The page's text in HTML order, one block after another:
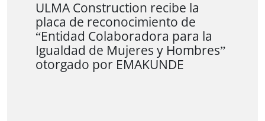
ULMA Construction recibe la
placa de reconocimiento de
“Entidad Colaboradora para la
Igualdad de Mujeres y Hombres”
otorgado por EMAKUNDE